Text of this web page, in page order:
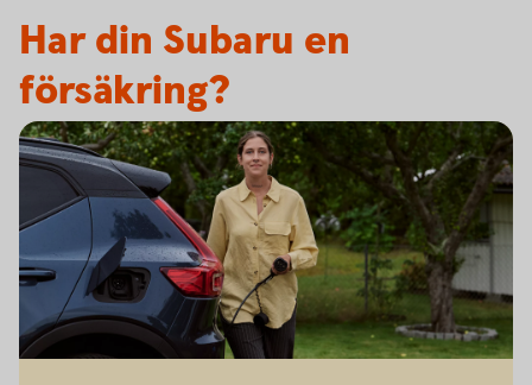
Har din Subaru en
försäkring?